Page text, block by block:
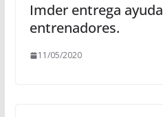
Imder entrega
entrenadores.
11/05/2020